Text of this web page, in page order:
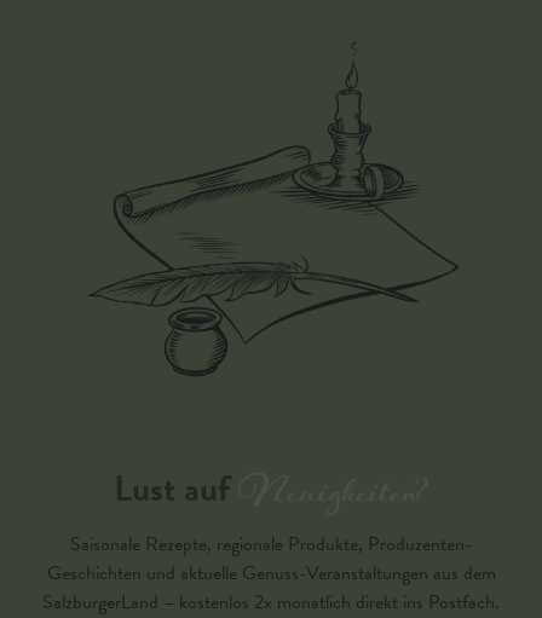
Lust aufNeuigkeiten?
Saisonale Rezepte, regionale Produkte, Produzenten-
Geschichten und aktuelle Genuss-Veranstaltungen aus dem
SalzburgerLand – kostenlos 2x monatlich direkt ins Postfach.